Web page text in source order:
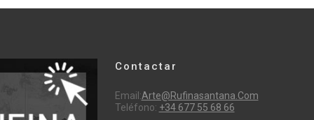
Contactar
Email:Arte@rufinasantana.com
Teléfono: +34 677 55 68 66